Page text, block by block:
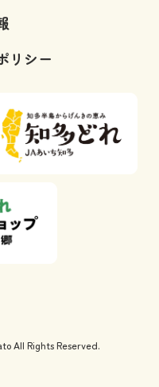
リシー
All Rights Reserved.